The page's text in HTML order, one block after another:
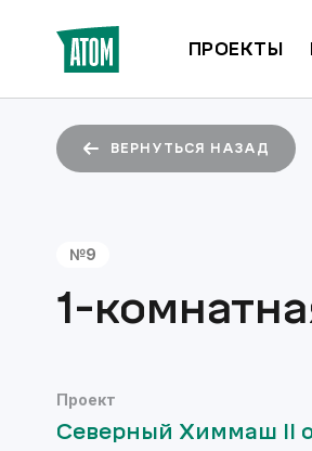
ПРОЕКТЫ
ВЕРНУТЬСЯ НАЗАД
№9
1-
Проект
Северный Химмаш II